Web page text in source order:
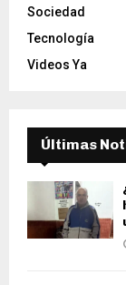
Sociedad
Tecnología
Videos Ya
Últimas